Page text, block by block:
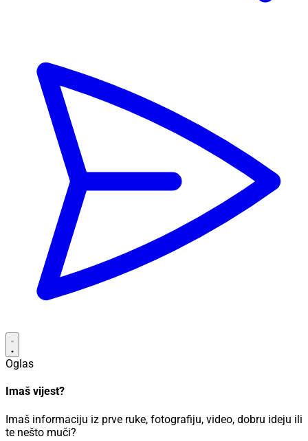
Oglas
Imaš vijest?
Imaš informaciju iz prve ruke, fotografiju, video, dobru ideju ili
te nešto muči?